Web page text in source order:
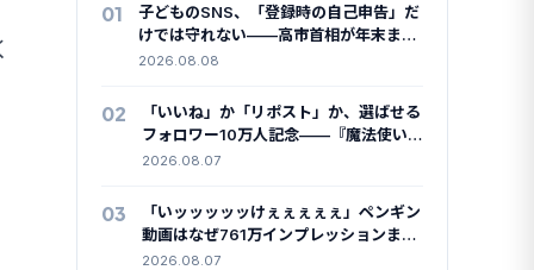
01
子どものSNS、「登録時の自己申告」だ
けでは守れない——高市首相が年末まで
に規制方針とりまとめを指示
2026.08.08
02
「いいね」か「リポスト」か、選ばせる
フォロワー10万人記念——『魔法使い
の夜』公式Xの設計
2026.08.07
03
「いッッッッッけぇぇぇぇぇ」ペンギン
動画はなぜ761万インプレッションまで
伸びたのか
2026.08.07